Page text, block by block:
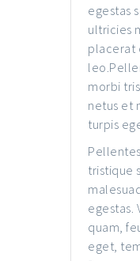
egestas
ultricies
placerat
morbi
netus et
turpis
tristique
egestas.
quam,
eget,